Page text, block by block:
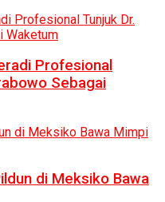
Profesional
Sebagai
di Meksiko Bawa